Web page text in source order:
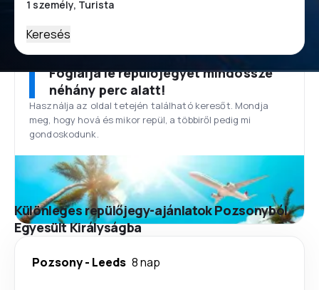
Keresés
Foglalja le repülőjegyét mindössze
néhány perc alatt!
Használja az oldal tetején található keresőt. Mondja
meg, hogy hová és mikor repül, a többiről pedig mi
gondoskodunk.
Különleges repülőjegy-ajánlatok Pozsonyból
Egyesült Királyságba
Pozsony- Leeds 8 nap